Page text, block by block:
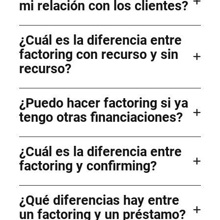
mi relación con los clientes?
¿Cuál es la diferencia entre
factoring con recurso y sin
recurso?
¿Puedo hacer factoring si ya
tengo otras financiaciones?
¿Cuál es la diferencia entre
factoring y confirming?
¿Qué diferencias hay entre
un factoring y un préstamo?